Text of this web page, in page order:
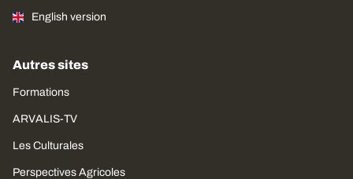
English version
Autres sites
Formations
ARVALIS-TV
Les Culturales
Perspectives Agricoles